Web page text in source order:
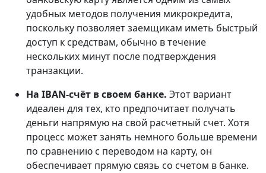
удобных методов получения микрокредита,
поскольку позволяет заемщикам иметь быстрый
доступ к средствам, обычно в течение
нескольких минут после подтверждения
транзакции.
На IBAN-счёт в своем банке. Этот вариант
идеален для тех, кто предпочитает получать
деньги напрямую на свой расчетный счет. Хотя
процесс может занять немного больше времени
по сравнению с переводом на карту, он
обеспечивает прямую связь со счетом в банке.